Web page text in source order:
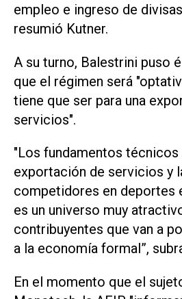
empleo e ingreso de
resumió Kutner.
A su turno, Balestrini puso
que el régimen será
tiene que ser para una
servicios".
"Los fundamentos técnicos
exportación de servicios y
competidores en deportes
es un universo muy
contribuyentes que van a
a la economía formal”,
En el momento que el